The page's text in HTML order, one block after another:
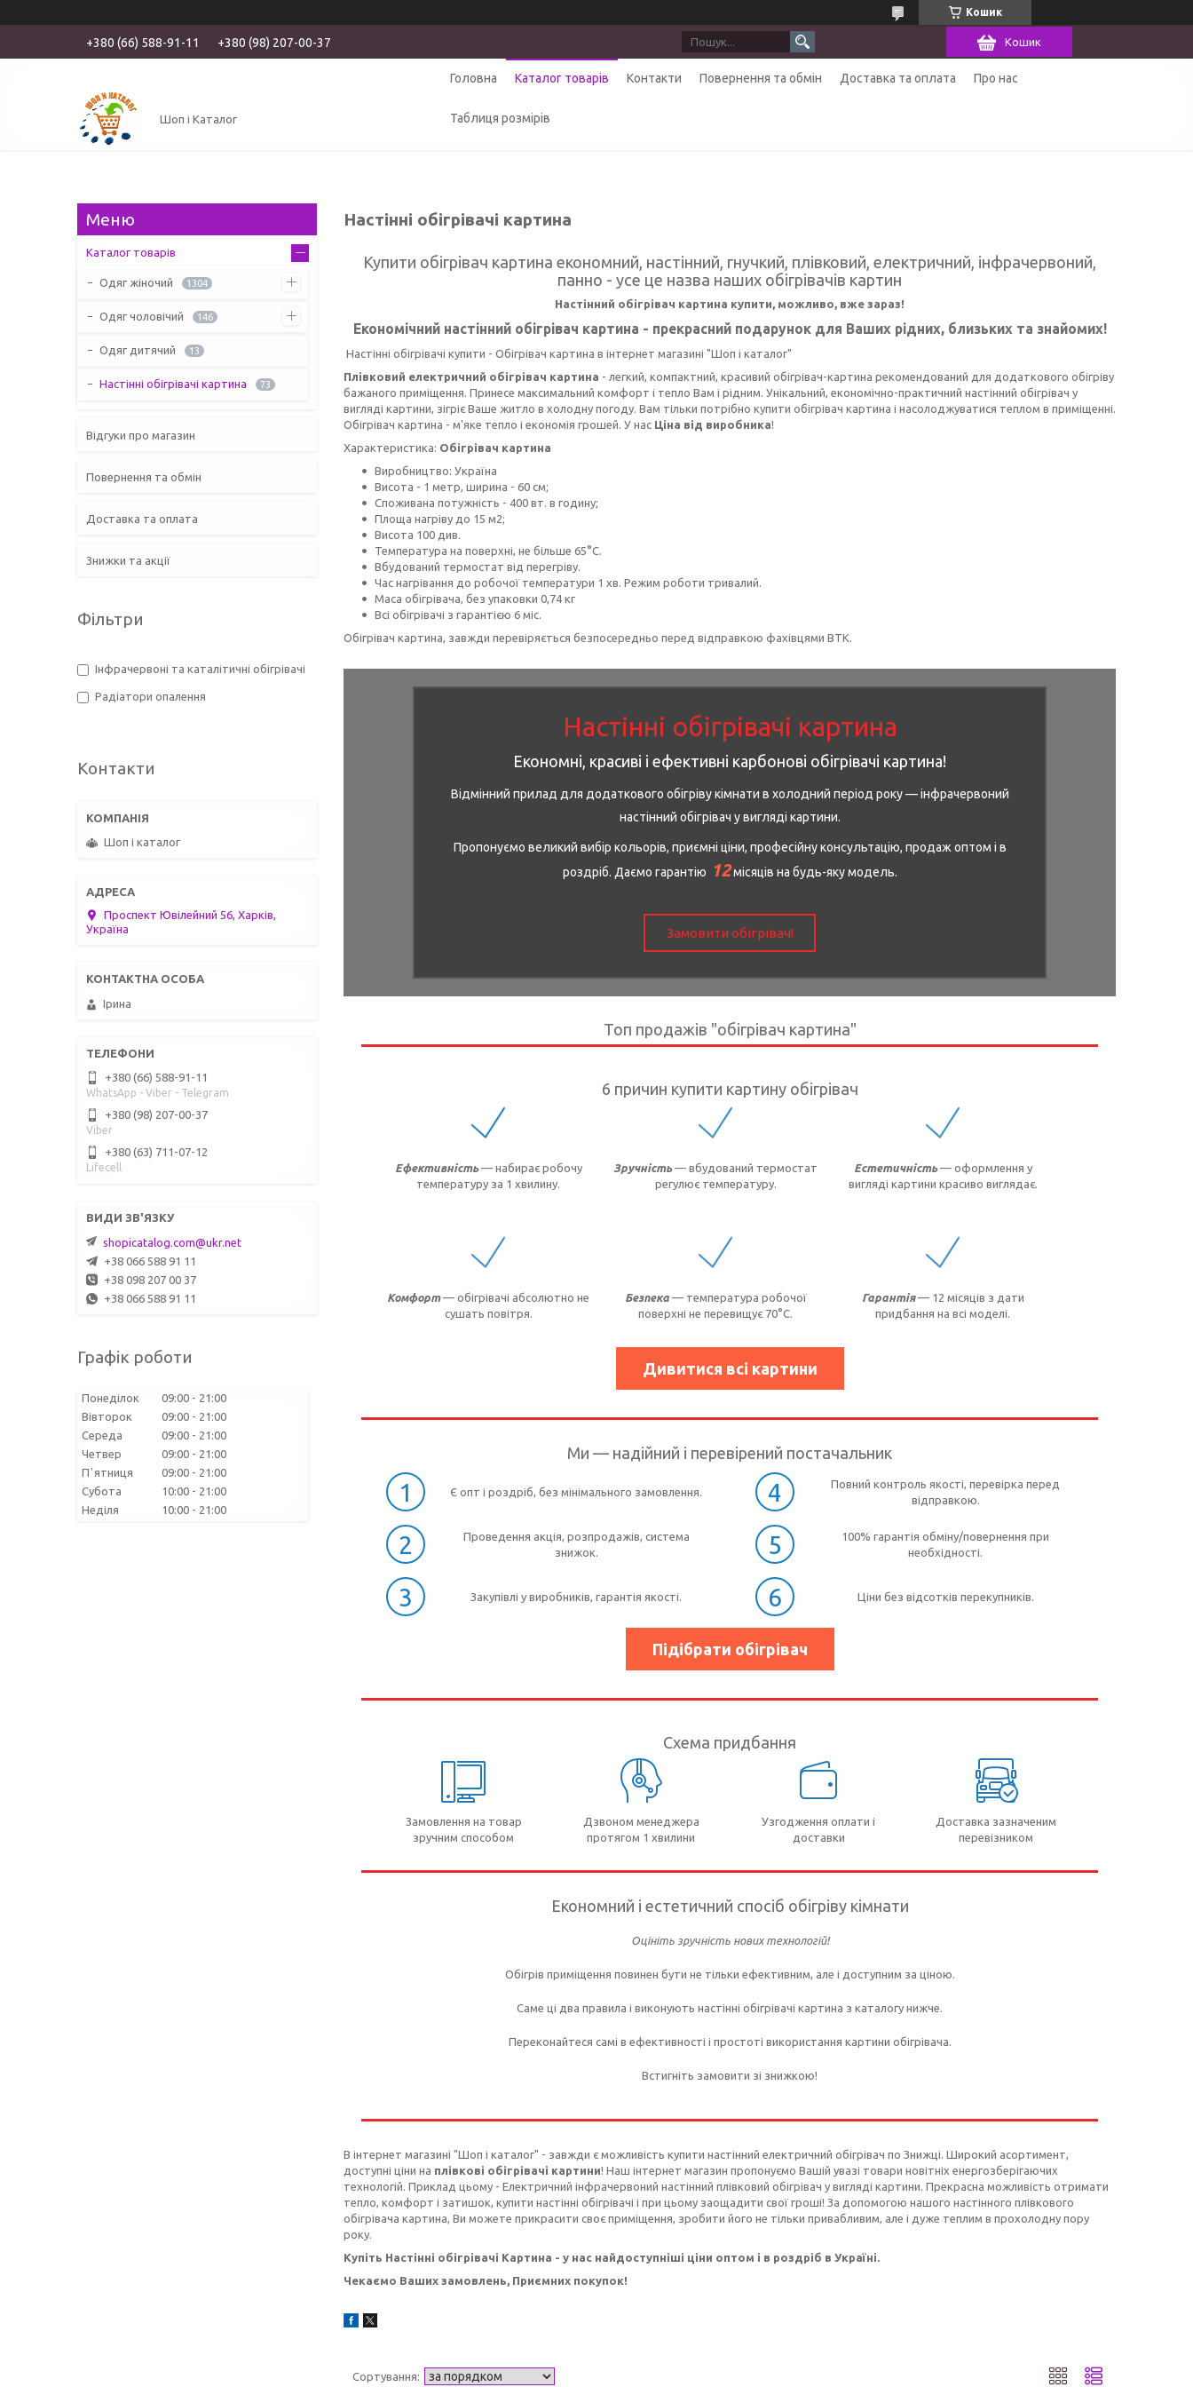
Кошик
+380 (66) 588-91-11 +380 (98) 207-00-37 Кошик
Шоп і Каталог
Головна Каталог товарів Контакти Повернення та обмін Доставка та оплата Про нас
Таблиця розмірів
Настінні обігрівачі картина
Купити обігрівач картина економний, настінний, гнучкий, плівковий, електричний, інфрачервоний,
панно - усе це назва наших обігрівачів картин
Настінний обігрівач картина купити, можливо, вже зараз!
Економічний настінний обігрівач картина - прекрасний подарунок для Ваших рідних, близьких та знайомих!
Настінні обігрівачі купити - Обігрівач картина в інтернет магазині "Шоп і каталог"
Плівковий електричний обігрівач картина - легкий, компактний, красивий обігрівач-картина рекомендований для додаткового обігріву
бажаного приміщення. Принесе максимальний комфорт і тепло Вам і рідним. Унікальний, економічно-практичний настінний обігрівач у
вигляді картини, зігріє Ваше житло в холодну погоду. Вам тільки потрібно купити обігрівач картина і насолоджуватися теплом в приміщенні.
Обігрівач картина - м'яке тепло і економія грошей. У нас Ціна від виробника!
Характеристика: Обігрівач картина
Виробництво: Україна
Висота - 1 метр, ширина - 60 см;
Споживана потужність - 400 вт. в годину;
Площа нагріву до 15 м2;
Висота 100 див.
Температура на поверхні, не більше 65°С.
Вбудований термостат від перегріву.
Час нагрівання до робочої температури 1 хв. Режим роботи тривалий.
Маса обігрівача, без упаковки 0,74 кг
Всі обігрівачі з гарантією 6 міс.
Обігрівач картина, завжди перевіряється безпосередньо перед відправкою фахівцями ВТК.
Настінні обігрівачі картина
Економні, красиві і ефективні карбонові обігрівачі картина!
Відмінний прилад для додаткового обігріву кімнати в холодний період року — інфрачервоний
настінний обігрівач у вигляді картини.
Пропонуємо великий вибір кольорів, приємні ціни, професійну консультацію, продаж оптом і в
роздріб. Даємо гарантію
12місяців на будь-яку модель.
Замовити обігрівач!
Топ продажів "обігрівач картина"
6 причин купити картину обігрівач
Ефективність— набирає робочу
температуру за 1 хвилину.
Зручність— вбудований термостат
регулює температуру.
Естетичність— оформлення у
вигляді картини красиво виглядає.
Комфорт— обігрівачі абсолютно не
сушать повітря.
Безпека— температура робочої
поверхні не перевищує 70°C.
Гарантія— 12 місяців з дати
придбання на всі моделі.
Дивитися всі картини
Ми — надійний і перевірений постачальник
1 Є опт і роздріб, без мінімального замовлення.
2
Проведення акція, розпродажів, система
знижок.
3 Закупівлі у виробників, гарантія якості.
4
Повний контроль якості, перевірка перед
відправкою.
5
100% гарантія обміну/повернення при
необхідності.
6 Ціни без відсотків перекупників.
Підібрати обігрівач
Схема придбання
Замовлення на товар
зручним способом
Дзвоном менеджера
протягом 1 хвилини
Узгодження оплати і
доставки
Доставка зазначеним
перевізником
Економний і естетичний спосіб обігріву кімнати
Оцініть зручність нових технологій!
Обігрів приміщення повинен бути не тільки ефективним, але і доступним за ціною.
Саме ці два правила і виконують настінні обігрівачі картина з каталогу нижче.
Переконайтеся самі в ефективності і простоті використання картини обігрівача.
Встигніть замовити зі знижкою!
В інтернет магазині "Шоп і каталог" - завжди є можливість купити настінний електричний обігрівач по Знижці. Широкий асортимент,
доступні ціни на плівкові обігрівачі картини! Наш інтернет магазин пропонуємо Вашій увазі товари новітніх енергозберігаючих
технологій. Приклад цьому - Електричний інфрачервоний настінний плівковий обігрівач у вигляді картини. Прекрасна можливість отримати
тепло, комфорт і затишок, купити настінні обігрівачі і при цьому заощадити свої гроші! За допомогою нашого настінного плівкового
обігрівача картина, Ви можете прикрасити своє приміщення, зробити його не тільки привабливим, але і дуже теплим в прохолодну пору
року.
Купіть Настінні обігрівачі Картина - у нас найдоступніші ціни оптом і в роздріб в Україні.
Чекаємо Ваших замовлень, Приємних покупок!
Каталог товарів
Одяг жіночий 1304
Одяг чоловічий 146
Одяг дитячий 13
Настінні обігрівачі картина 73
Відгуки про магазин
Повернення та обмін
Доставка та оплата
Знижки та акції
Фільтри
Інфрачервоні та каталітичні обігрівачі
Радіатори опалення
Контакти
Шоп і каталог
Проспект Ювілейний 56, Харків,
Україна
Ірина
+380 (66) 588-91-11
WhatsApp - Viber - Telegram
+380 (98) 207-00-37
Viber
+380 (63) 711-07-12
Lifecell
shopicatalog.com@ukr.net
+38 066 588 91 11
+38 098 207 00 37
+38 066 588 91 11
Графік роботи
Понеділок 09:00
21:00
Вівторок
09:00
21:00
Середа
09:00
21:00
Четвер
09:00
21:00
Пʼятниця
09:00
21:00
Субота
10:00
21:00
Неділя
10:00 21:00